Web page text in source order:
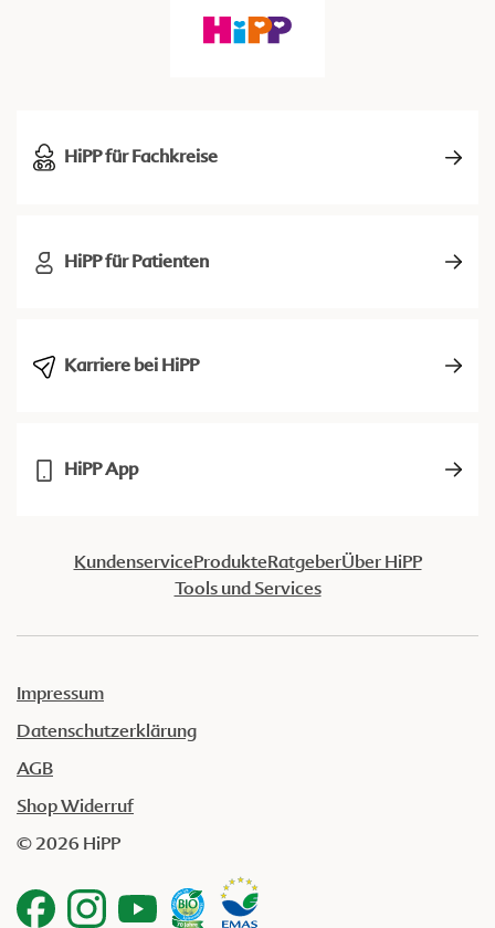
HiPP für Fachkreise
HiPP für Patienten
Karriere bei HiPP
HiPP App
KundenserviceProdukteRatgeberÜber HiPP
Tools und Services
Impressum
Datenschutzerklärung
AGB
Shop Widerruf
© 2026 HiPP